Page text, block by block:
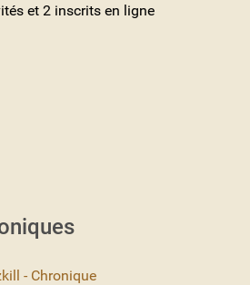
et 2 inscrits en ligne
- Chronique